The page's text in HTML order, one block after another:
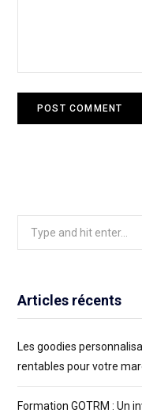
Articles récents
Les goodies
rentables pour votre
Formation GOTRM : Un